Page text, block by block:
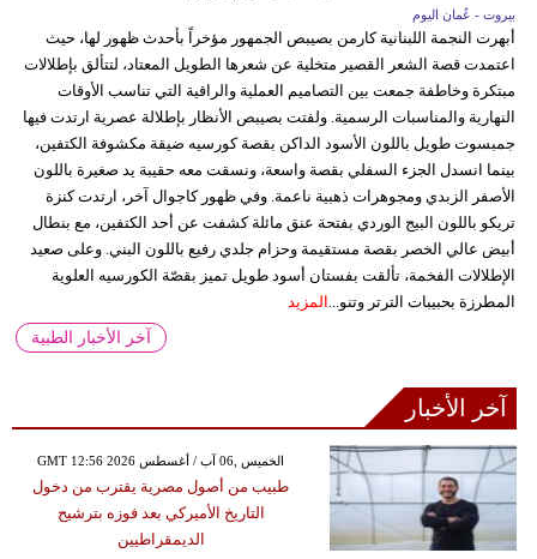
بيروت - عُمان اليوم
أبهرت النجمة اللبنانية كارمن بصيبص الجمهور مؤخراً بأحدث ظهور لها، حيث
اعتمدت قصة الشعر القصير متخلية عن شعرها الطويل المعتاد، لتتألق بإطلالات
مبتكرة وخاطفة جمعت بين التصاميم العملية والراقية التي تناسب الأوقات
النهارية والمناسبات الرسمية. ولفتت بصيبص الأنظار بإطلالة عصرية ارتدت فيها
جمبسوت طويل باللون الأسود الداكن بقصة كورسيه ضيقة مكشوفة الكتفين،
بينما انسدل الجزء السفلي بقصة واسعة، ونسقت معه حقيبة يد صغيرة باللون
الأصفر الزبدي ومجوهرات ذهبية ناعمة. وفي ظهور كاجوال آخر، ارتدت كنزة
تريكو باللون البيج الوردي بفتحة عنق مائلة كشفت عن أحد الكتفين، مع بنطال
أبيض عالي الخصر بقصة مستقيمة وحزام جلدي رفيع باللون البني. وعلى صعيد
الإطلالات الفخمة، تألقت بفستان أسود طويل تميز بقصّة الكورسيه العلوية
المطرزة بحبيبات الترتر وتنو... المزيد
آخر الأخبار الطبية
آخر الأخبار
GMT 12:56 2026 الخميس ,06 آب / أغسطس
طبيب من أصول مصرية يقترب من دخول
التاريخ الأميركي بعد فوزه بترشيح
الديمقراطيين